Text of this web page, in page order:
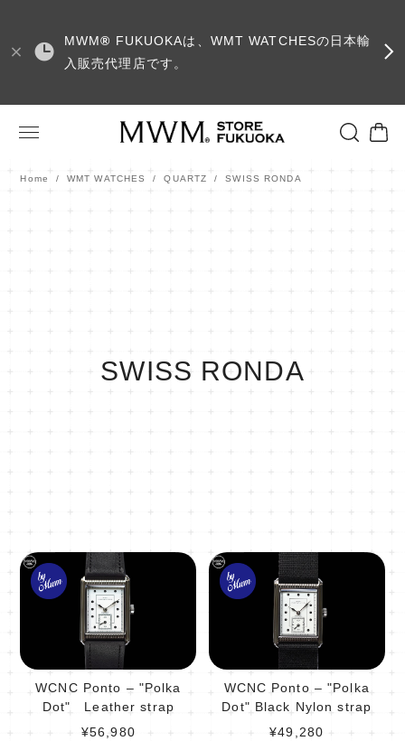
MWM® FUKUOKAは、WMT WATCHESの日本輸
入販売代理店です。
Home WMT WATCHES QUARTZ SWISS RONDA
SWISS RONDA
WCNC Ponto – "Polka
Dot" Leather strap
¥56,980
WCNC Ponto – "Polka
Dot" Black Nylon strap
¥49,280